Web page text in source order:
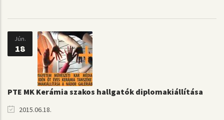
Jún.
18
PTE MK Kerámia szakos hallgatók diplomakiállítása
2015.06.18.